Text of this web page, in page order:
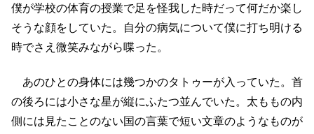
僕が学校の体育の授業で足を怪我した時だって何だか楽し
そうな顔をしていた。自分の病気について僕に打ち明ける
時でさえ微笑みながら喋った。
あのひとの身体には幾つかのタトゥーが入っていた。首
の後ろには小さな星が縦にふたつ並んでいた。太ももの内
側には見たことのない国の言葉で短い文章のようなものが